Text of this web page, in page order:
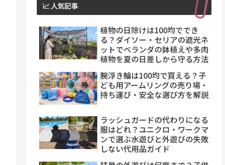
📈 人気記事
植物の日除けは100均ででき
る？ダイソー・セリアの遮光ネ
ットでベランダの鉢植えや多肉
植物を夏の日差しから守る方法
腕浮き輪は100均で買える？子
ども用アームリングの売り場・
持ち運び・安全な選び方を解説
ラッシュガードの代わりになる
服はどれ？ユニクロ・ワークマ
ンで選ぶ水遊びと外遊びの失敗
しない代用品ガイド